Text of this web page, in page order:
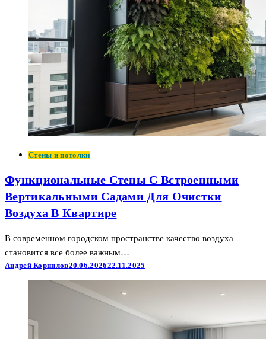
Стены и потолки
Функциональные Стены С Встроенными
Вертикальными Садами Для Очистки
Воздуха В Квартире
В современном городском пространстве качество воздуха
становится все более важным…
Андрей Корнилов20.06.202622.11.2025